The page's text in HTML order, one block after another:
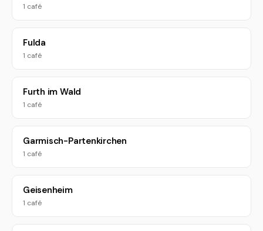
1 café
Fulda
1 café
Furth im Wald
1 café
Garmisch-Partenkirchen
1 café
Geisenheim
1 café